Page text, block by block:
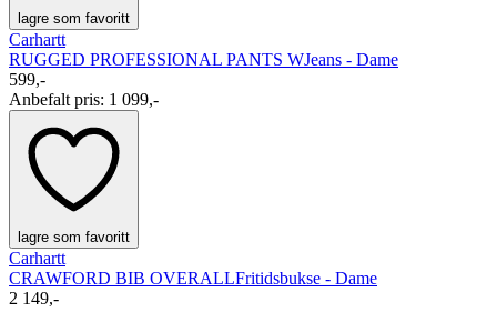
lagre som favoritt
Carhartt
RUGGED PROFESSIONAL PANTS WJeans - Dame
599,-
Anbefalt pris: 1 099,-
lagre som favoritt
Carhartt
CRAWFORD BIB OVERALLFritidsbukse - Dame
2 149,-